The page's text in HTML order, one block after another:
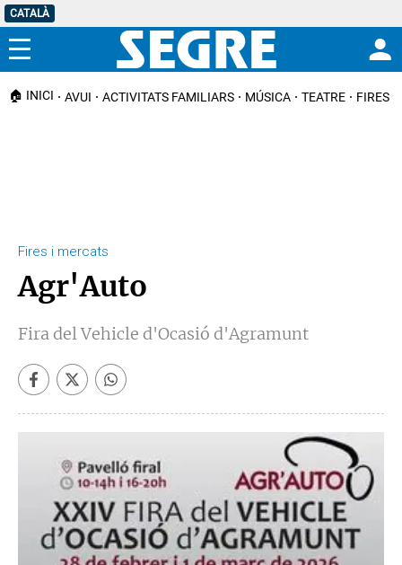
CATALÀ
Menú
🏠 INICI AVUI ACTIVITATS FAMILIARS MÚSICA TEATRE FIRES I
Fires i mercats
Agr'Auto
Fira del Vehicle d'Ocasió d'Agramunt